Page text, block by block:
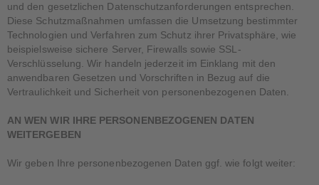
und den gesetzlichen Datenschutzanforderungen entsprechen.
Diese Schutzmaßnahmen umfassen die Umsetzung bestimmter
Technologien und Verfahren zum Schutz ihrer Privatsphäre, wie
beispielsweise sichere Server, Firewalls sowie SSL-
Verschlüsselung. Wir handeln jederzeit im Einklang mit den
anwendbaren Gesetzen und Vorschriften in Bezug auf die
Vertraulichkeit und Sicherheit von personenbezogenen Daten.
AN WEN WIR IHRE PERSONENBEZOGENEN DATEN
WEITERGEBEN
Wir geben Ihre personenbezogenen Daten ggf. wie folgt weiter: